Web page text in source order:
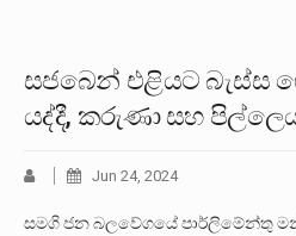
සජබෙන් එළියට බැස්ස
යද්දී, කරුණා සහ
Jun 24, 2024
සමගි ජන බලවේගයේ පාර්ලිමේන්තු